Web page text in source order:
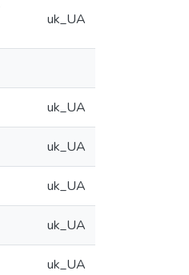
uk_UA
uk_UA
uk_UA
uk_UA
uk_UA
uk_UA